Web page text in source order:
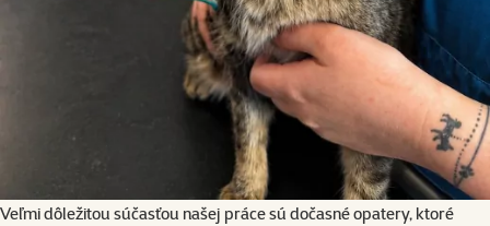
Veľmi dôležitou súčasťou našej práce sú dočasné opatery, ktoré